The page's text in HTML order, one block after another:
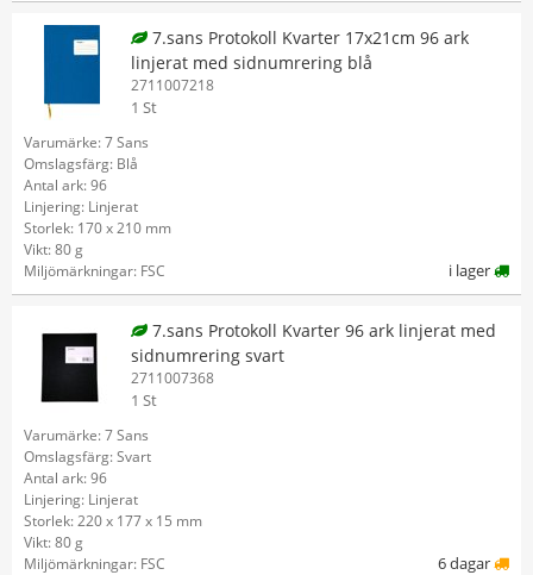
7.sans Protokoll Kvarter 17x21cm 96 ark
linjerat med sidnumrering blå
2711007218
1 St
Varumärke: 7 Sans
Omslagsfärg: Blå
Antal ark: 96
Linjering: Linjerat
Storlek: 170 x 210 mm
Vikt: 80 g
Miljömärkningar: FSC
i lager
7.sans Protokoll Kvarter 96 ark linjerat med
sidnumrering svart
2711007368
1 St
Varumärke: 7 Sans
Omslagsfärg: Svart
Antal ark: 96
Linjering: Linjerat
Storlek: 220 x 177 x 15 mm
Vikt: 80 g
Miljömärkningar: FSC
6 dagar